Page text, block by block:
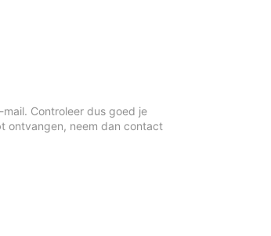
Controleer dus goed je
ontvangen, neem dan contact